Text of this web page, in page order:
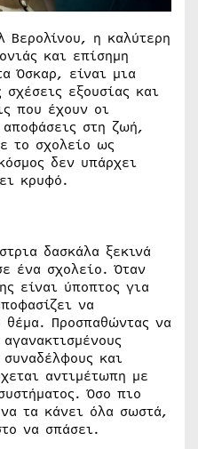
Βερολίνου, η καλύτερη
και επίσημη
Όσκαρ, είναι μια
σχέσεις εξουσίας και
που έχουν οι
αποφάσεις στη ζωή,
το σχολείο ως
δεν υπάρχει
κρυφό.
δασκάλα ξεκινά
ένα σχολείο. Όταν
είναι ύποπτος για
να
θέμα. Προσπαθώντας να
και
αντιμέτωπη με
Όσο πιο
τα κάνει όλα σωστά,
να σπάσει.